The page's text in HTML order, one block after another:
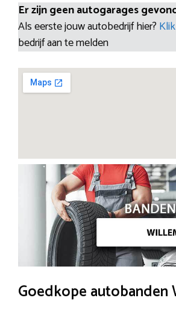
Er zijn geen autogarages
Als eerste jouw autobedrijf hier?
bedrijf aan te melden
Goedkope autobanden